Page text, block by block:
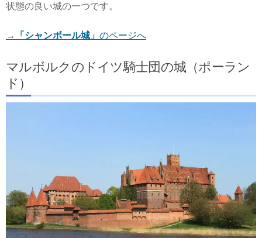
状態の良い城の一つです。
→ 「シャンボール城」 のページへ
マルボルクのドイツ騎士団の城（ポーラン
ド）